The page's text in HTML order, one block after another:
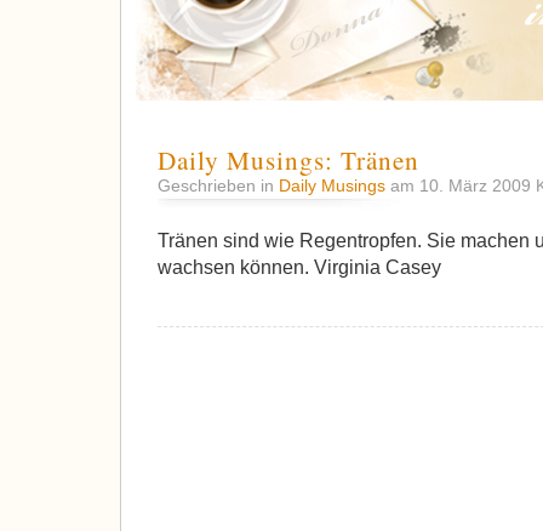
Daily Musings: Tränen
Geschrieben in Daily Musings am 10. März 2009
Tränen sind wie Regentropfen. Sie machen
wachsen können. Virginia Casey